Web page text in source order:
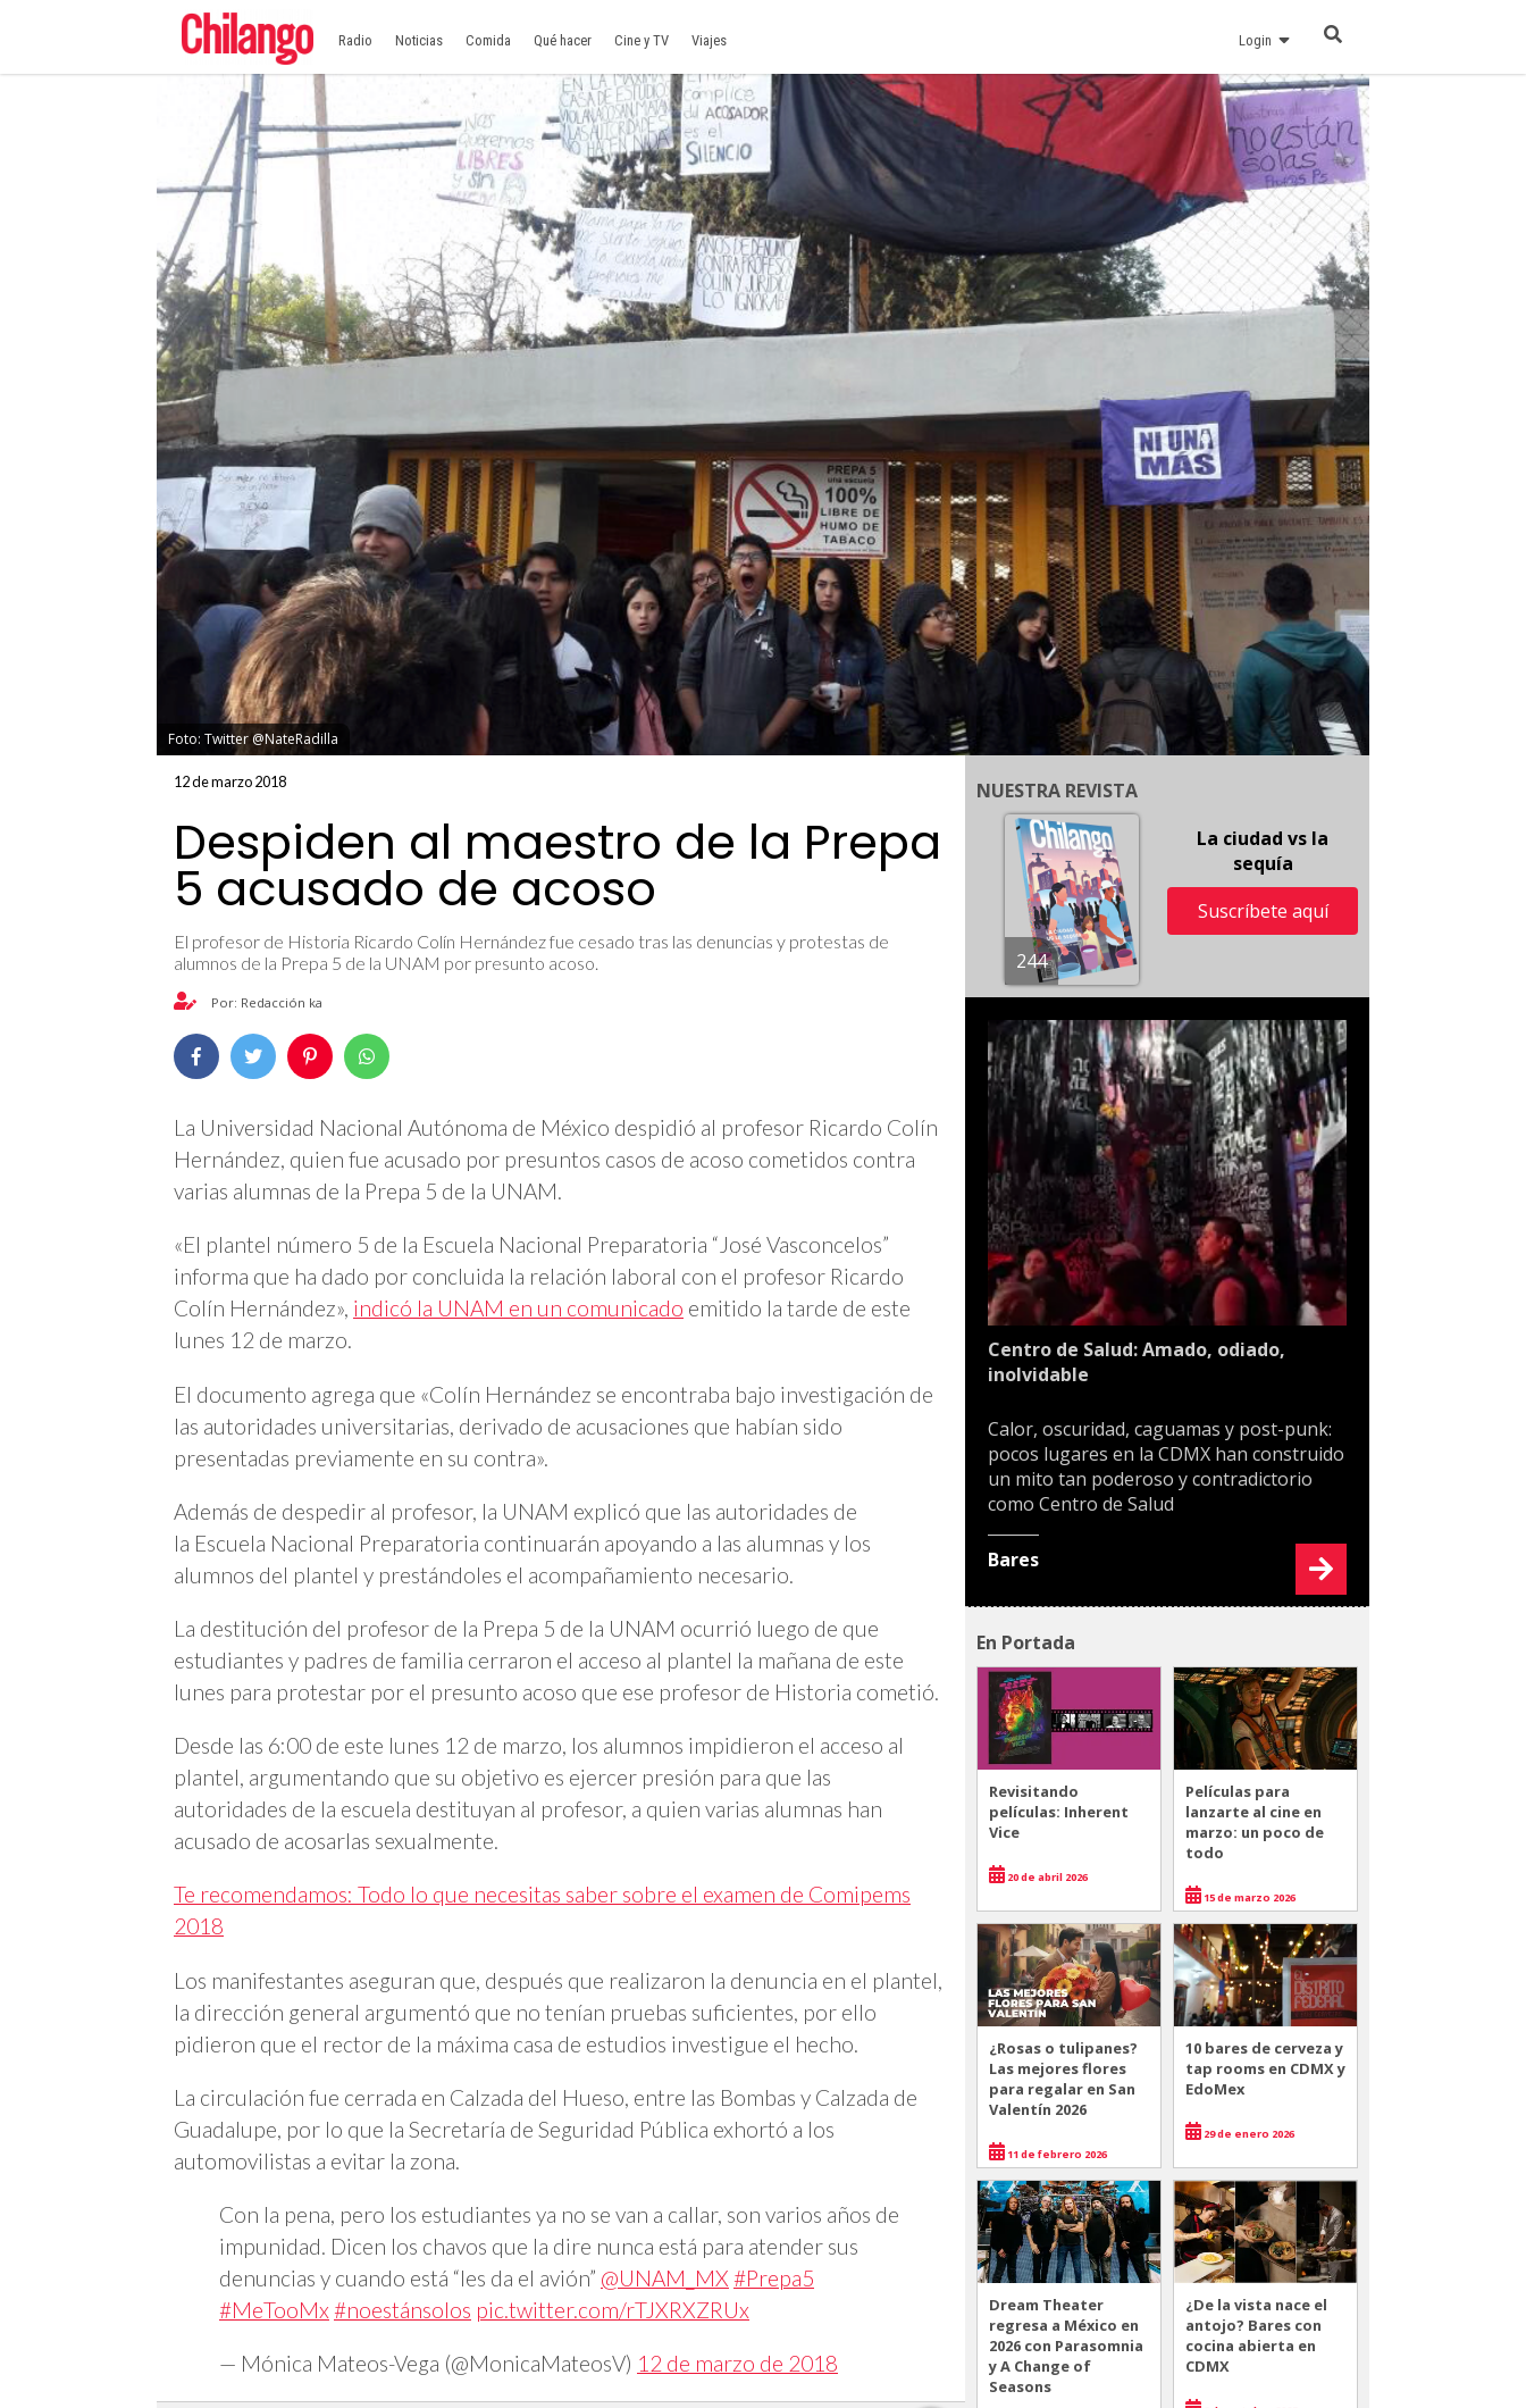
Radio Noticias Comida Qué hacer Cine y TV Viajes Login
Foto: Twitter @NateRadilla
12 de marzo 2018
Despiden al maestro de la Prepa
5 acusado de acoso
El profesor de Historia Ricardo Colín Hernández fue cesado tras las denuncias y protestas de
alumnos de la Prepa 5 de la UNAM por presunto acoso.
Por: Redacción ka
La Universidad Nacional Autónoma de México despidió al profesor Ricardo Colín
Hernández, quien fue acusado por presuntos casos de acoso cometidos contra
varias alumnas de la Prepa 5 de la UNAM.
«El plantel número 5 de la Escuela Nacional Preparatoria “José Vasconcelos”
informa que ha dado por concluida la relación laboral con el profesor Ricardo
Colín Hernández», indicó la UNAM en un comunicado emitido la tarde de este
lunes 12 de marzo.
El documento agrega que «Colín Hernández se encontraba bajo investigación de
las autoridades universitarias, derivado de acusaciones que habían sido
presentadas previamente en su contra».
Además de despedir al profesor, la UNAM explicó que las autoridades de
la Escuela Nacional Preparatoria continuarán apoyando a las alumnas y los
alumnos del plantel y prestándoles el acompañamiento necesario.
La destitución del profesor de la Prepa 5 de la UNAM ocurrió luego de que
estudiantes y padres de familia cerraron el acceso al plantel la mañana de este
lunes para protestar por el presunto acoso que ese profesor de Historia cometió.
Desde las 6:00 de este lunes 12 de marzo, los alumnos impidieron el acceso al
plantel, argumentando que su objetivo es ejercer presión para que las
autoridades de la escuela destituyan al profesor, a quien varias alumnas han
acusado de acosarlas sexualmente.
Te recomendamos: Todo lo que necesitas saber sobre el examen de Comipems
2018
Los manifestantes aseguran que, después que realizaron la denuncia en el plantel,
la dirección general argumentó que no tenían pruebas suficientes, por ello
pidieron que el rector de la máxima casa de estudios investigue el hecho.
La circulación fue cerrada en Calzada del Hueso, entre las Bombas y Calzada de
Guadalupe, por lo que la Secretaría de Seguridad Pública exhortó a los
automovilistas a evitar la zona.
Con la pena, pero los estudiantes ya no se van a callar, son varios años de
impunidad. Dicen los chavos que la dire nunca está para atender sus
denuncias y cuando está “les da el avión” @UNAM_MX #Prepa5
#MeTooMx #noestánsolos pic.twitter.com/rTJXRXZRUx
— Mónica Mateos-Vega (@MonicaMateosV) 12 de marzo de 2018
NUESTRA REVISTA
244
La ciudad vs la
sequía
Suscríbete aquí
Centro de Salud: Amado, odiado,
inolvidable
Calor, oscuridad, caguamas y post-punk:
pocos lugares en la CDMX han construido
un mito tan poderoso y contradictorio
como Centro de Salud
Bares
En Portada
Revisitando
películas: Inherent
Vice
20 de abril 2026
Películas para
lanzarte al cine en
marzo: un poco de
todo
15 de marzo 2026
¿Rosas o tulipanes?
Las mejores flores
para regalar en San
Valentín 2026
11 de febrero 2026
10 bares de cerveza y
tap rooms en CDMX y
EdoMex
29 de enero 2026
Dream Theater
regresa a México en
2026 con Parasomnia
y A Change of
Seasons
¿De la vista nace el
antojo? Bares con
cocina abierta en
CDMX